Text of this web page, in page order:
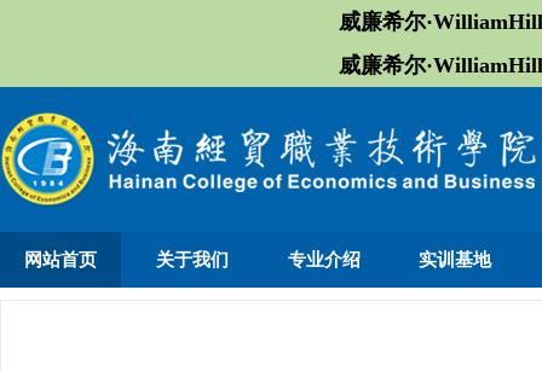
威廉希尔
威廉希尔
网站首页 关于我们 专业介绍 实训基地